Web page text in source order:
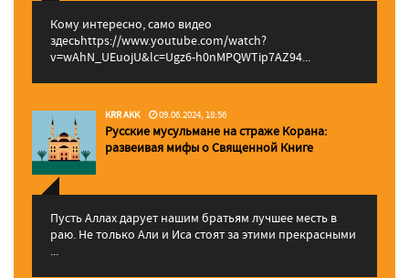
Кому интересно, само видео
здесьhttps://www.youtube.com/watch?
v=wAhN_UEuojU&lc=Ugz6-h0nMPQWTip7AZ94...
KRR AKK 09.06.2024, 18:56
Русские мусульмане на страже Корана:
pазвеивая мифы о Священной Книге
Пусть Аллах дарует нашим братьям лучшее месть в
раю. Не только Али и Иса стоят за этими прекрасными
...